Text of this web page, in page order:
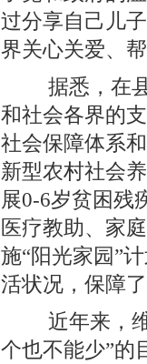
过分享自己儿
界关心关爱、
据悉，在
和社会各界的
社会保障体系
新型农村社会
展0-6岁贫困残
医疗教助、家
施“阳光家园”
活状况，保障
近年来，
个也不能少”的